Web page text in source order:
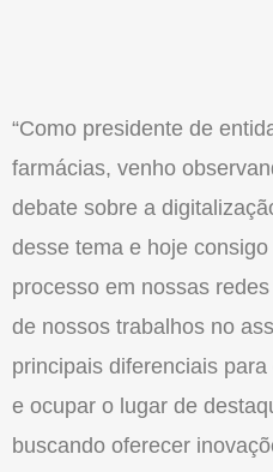
“Como presidente de
farmácias, venho
debate sobre a
desse tema e hoje
processo em nossas
de nossos trabalhos no
principais diferenciais
e ocupar o lugar de
buscando oferecer